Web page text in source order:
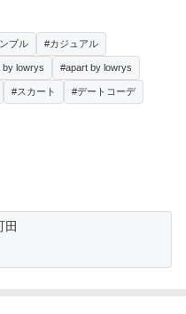
プル #カジュアル
by lowrys #apart by lowrys
#スカート #デートコーデ
田